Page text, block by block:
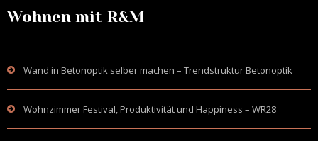
Wohnen mit R&M
Wand in Betonoptik selber machen – Trendstruktur Betonoptik
Wohnzimmer Festival, Produktivität und Happiness – WR28